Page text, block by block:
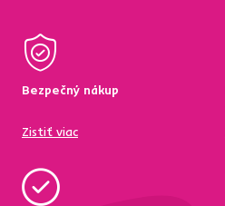
Bezpečný nákup
Zistiť viac